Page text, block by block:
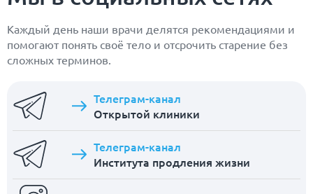
Каждый день наши врачи делятся рекомендациями и
помогают понять своё тело и отсрочить старение без
сложных терминов.
Телеграм-канал
Открытой клиники
Телеграм-канал
Института продления жизни